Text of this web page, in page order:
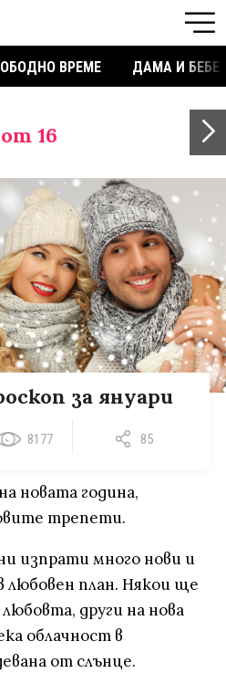
ВРЕМЕ ДАМА И БЕБЕ
от 16
за януари
8177 85
новата година,
трепети.
изпрати много нови и
любовен план. Някои ще
други на нова
облачност в
от слънце.